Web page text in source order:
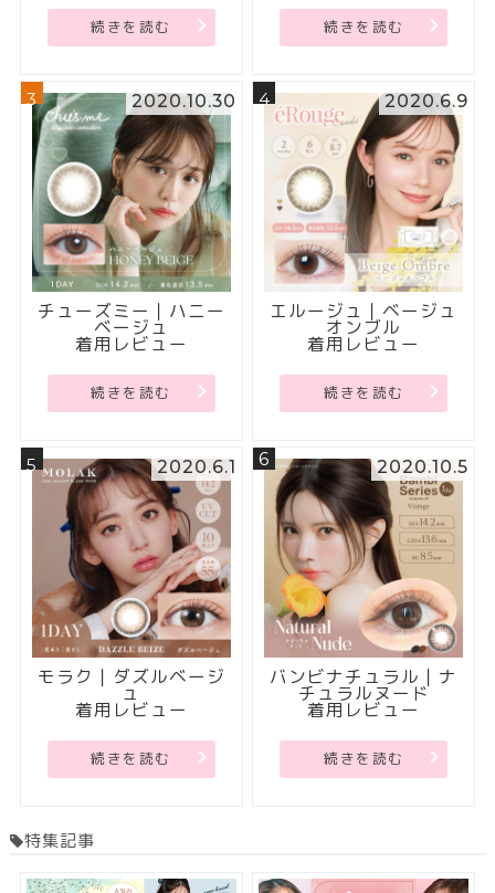
続きを読む 続きを読む
3 2020.10.30
チューズミー｜ハニー
ベージュ
着用レビュー
続きを読む
4 2020.6.9
エルージュ｜ベージュ
オンブル
着用レビュー
続きを読む
5 2020.6.1
モラク｜ダズルベージ
ュ
着用レビュー
続きを読む
6 2020.10.5
バンビナチュラル｜ナ
チュラルヌード
着用レビュー
続きを読む
特集記事